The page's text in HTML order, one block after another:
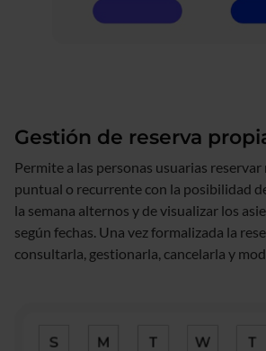
Gestión de reserva
Permite a las personas usuarias
puntual o recurrente con la posibilidad
la semana alternos y de visualizar los
según fechas. Una vez formalizada la
consultarla, gestionarla, cancelarla y